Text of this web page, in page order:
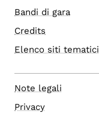
Bandi di gara
Credits
Elenco siti tematici
Note legali
Privacy